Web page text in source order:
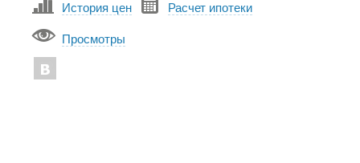
История цен Расчет ипотеки
Просмотры